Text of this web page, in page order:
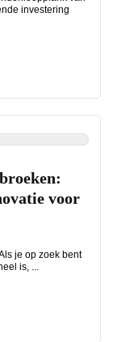
investering
voor
je op zoek bent
is, ...